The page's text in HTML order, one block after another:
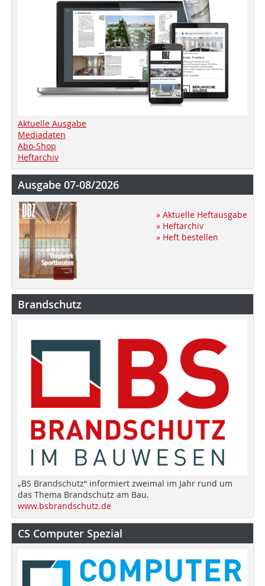
Aktuelle Ausgabe
Mediadaten
Abo-Shop
Heftarchiv
Ausgabe 07-08/2026
» Aktuelle Heftausgabe
» Heftarchiv
» Heft bestellen
Brandschutz
„BS Brandschutz“ informiert zweimal im Jahr rund um
das Thema Brandschutz am Bau.
www.bsbrandschutz.de
CS Computer Spezial